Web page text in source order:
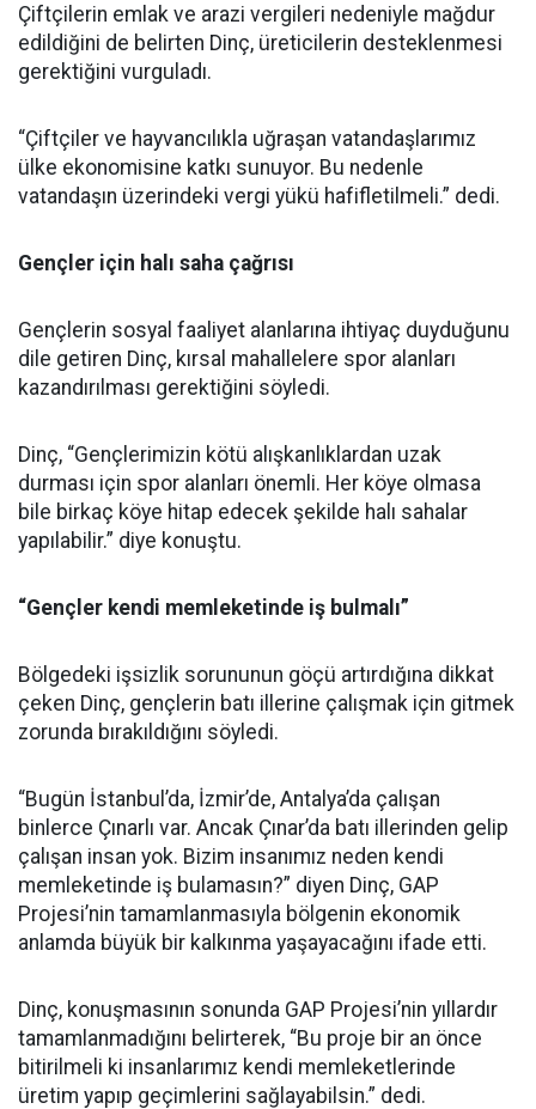
Çiftçilerin emlak ve arazi vergileri nedeniyle mağdur
edildiğini de belirten Dinç, üreticilerin desteklenmesi
gerektiğini vurguladı.
“Çiftçiler ve hayvancılıkla uğraşan vatandaşlarımız
ülke ekonomisine katkı sunuyor. Bu nedenle
vatandaşın üzerindeki vergi yükü hafifletilmeli.” dedi.
Gençler için halı saha çağrısı
Gençlerin sosyal faaliyet alanlarına ihtiyaç duyduğunu
dile getiren Dinç, kırsal mahallelere spor alanları
kazandırılması gerektiğini söyledi.
Dinç, “Gençlerimizin kötü alışkanlıklardan uzak
durması için spor alanları önemli. Her köye olmasa
bile birkaç köye hitap edecek şekilde halı sahalar
yapılabilir.” diye konuştu.
“Gençler kendi memleketinde iş bulmalı”
Bölgedeki işsizlik sorununun göçü artırdığına dikkat
çeken Dinç, gençlerin batı illerine çalışmak için gitmek
zorunda bırakıldığını söyledi.
“Bugün İstanbul’da, İzmir’de, Antalya’da çalışan
binlerce Çınarlı var. Ancak Çınar’da batı illerinden gelip
çalışan insan yok. Bizim insanımız neden kendi
memleketinde iş bulamasın?” diyen Dinç, GAP
Projesi’nin tamamlanmasıyla bölgenin ekonomik
anlamda büyük bir kalkınma yaşayacağını ifade etti.
Dinç, konuşmasının sonunda GAP Projesi’nin yıllardır
tamamlanmadığını belirterek, “Bu proje bir an önce
bitirilmeli ki insanlarımız kendi memleketlerinde
üretim yapıp geçimlerini sağlayabilsin.” dedi.